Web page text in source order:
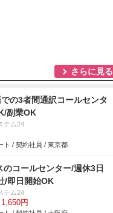
さらに見る
の3者間通訳コールセンタ
副業OK
テム24
ト / 契約社員 / 東京都
のコールセンター/週休3日
/即日開始OK
テム24
円